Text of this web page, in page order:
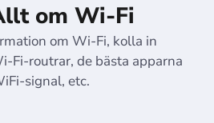
om Wi-Fi
om Wi-Fi, kolla in
Fi-routrar, de bästa apparna
signal, etc.